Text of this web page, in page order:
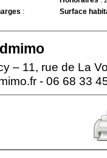
:
Surface
– 11, rue de La
- 06 68 33